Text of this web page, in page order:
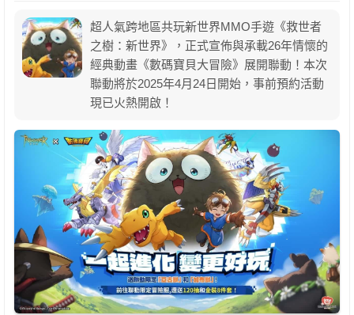
超人氣跨地區共玩新世界MMO手遊《救世者
之樹：新世界》，正式宣佈與承載26年情懷的
經典動畫《數碼寶貝大冒險》展開聯動！本次
聯動將於2025年4月24日開始，事前預約活動
現已火熱開啟！